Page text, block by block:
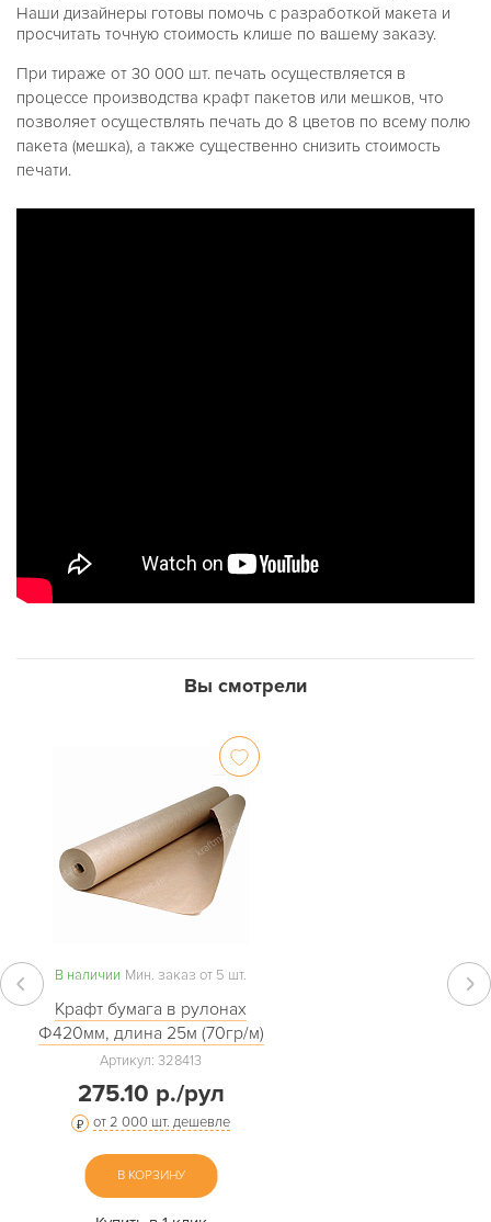
Наши дизайнеры готовы помочь с разработкой макета и
просчитать точную стоимость клише по вашему заказу.
При тираже от 30 000 шт. печать осуществляется в
процессе производства крафт пакетов или мешков, что
позволяет осуществлять печать до 8 цветов по всему полю
пакета (мешка), а также существенно снизить стоимость
печати.
Вы смотрели
В наличии Мин. заказ от 5 шт.
Крафт бумага в рулонах
Ф420мм, длина 25м (70гр/м)
Артикул: 328413
275.10 р./рул
от 2 000 шт. дешевле
В КОРЗИНУ